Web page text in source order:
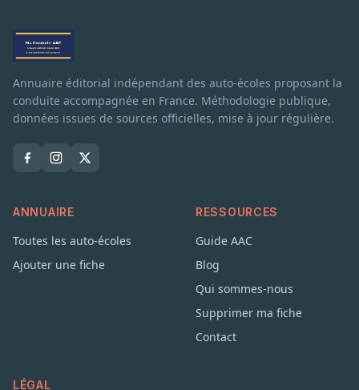
Annuaire éditorial indépendant des auto-écoles proposant la
conduite accompagnée en France. Méthodologie publique,
données issues de sources officielles, mise à jour régulière.
ANNUAIRE
Toutes les auto-écoles
Ajouter une fiche
RESSOURCES
Guide AAC
Blog
Qui sommes-nous
Supprimer ma fiche
Contact
LÉGAL